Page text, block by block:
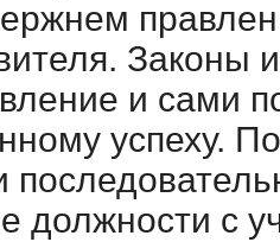
и сами
успеху.
должности с